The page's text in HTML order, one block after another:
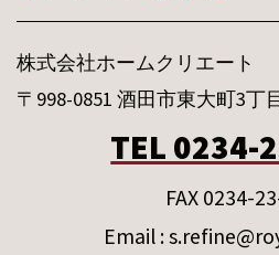
株式会社ホームクリエート
〒998-0851 酒田市東大町3丁
TEL 0234-
FAX 0234-
Email :